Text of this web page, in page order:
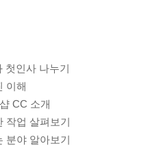
첫인사 나누기
이해
CC 소개
작업 살펴보기
분야 알아보기